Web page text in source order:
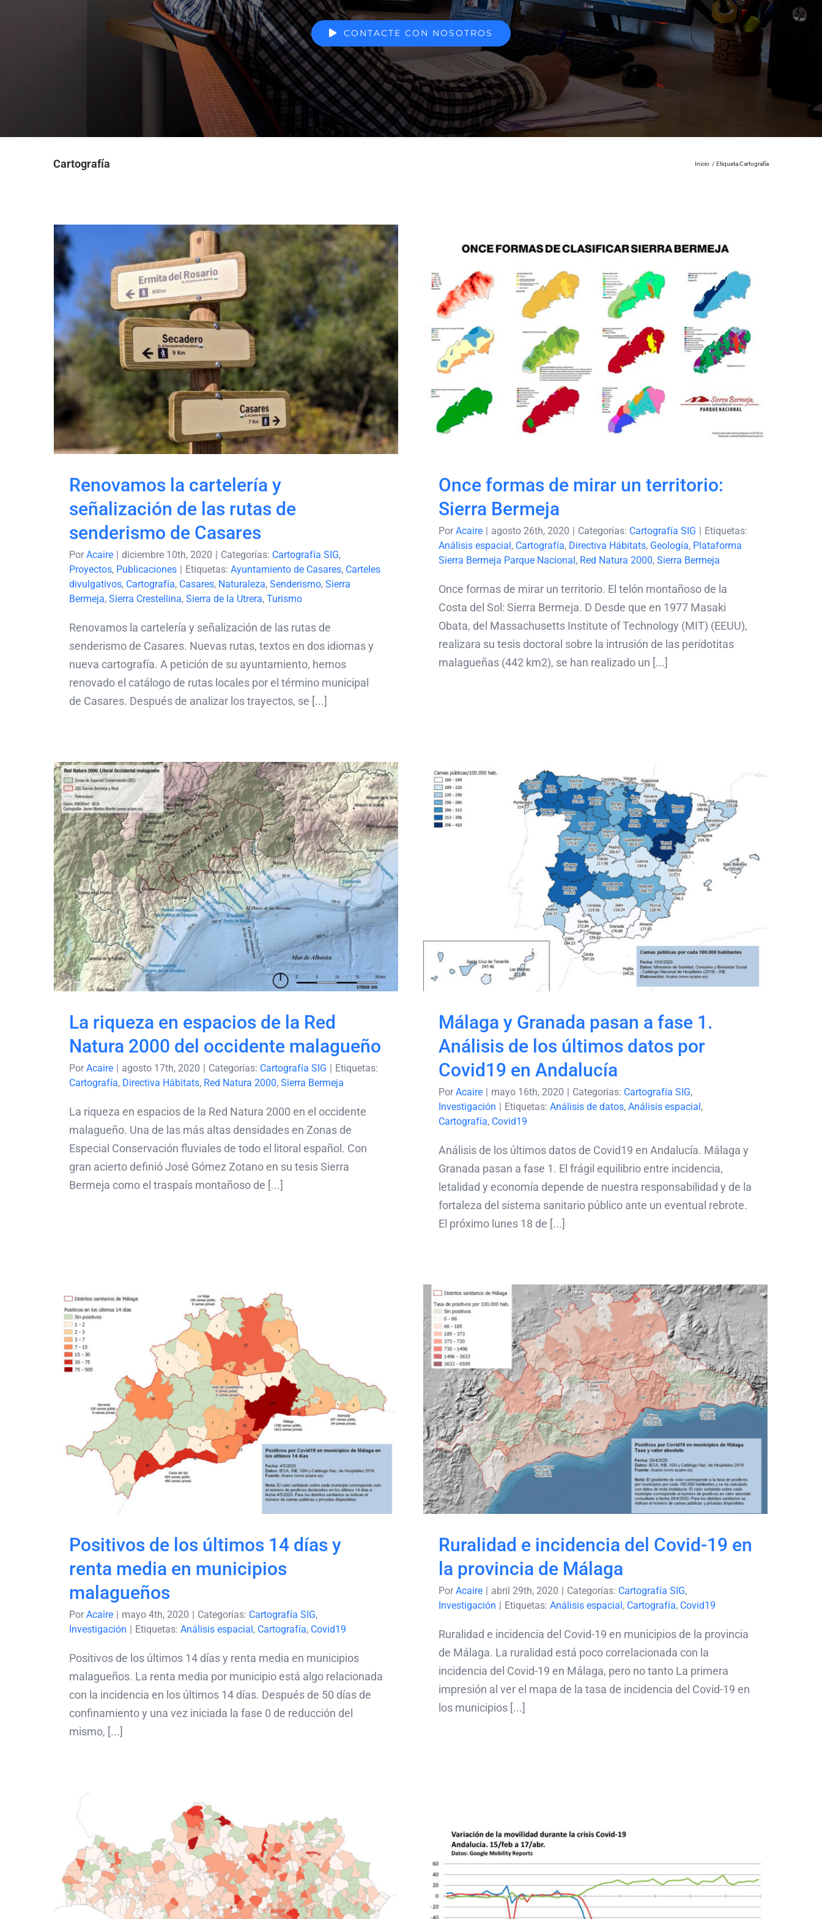
CONTACTE CON NOSOTROS
Cartografía Inicio Etiqueta:Cartografía
Renovamos la cartelería y
señalización de las rutas de
senderismo de Casares
Renovamos la cartelería y
señalización de las rutas de
senderismo de Casares
PorAcaire diciembre 10th, 2020 Categorías: Cartografía SIG,
Proyectos, Publicaciones Etiquetas: Ayuntamiento de Casares, Carteles
divulgativos, Cartografía, Casares, Naturaleza, Senderismo, Sierra
Bermeja, Sierra Crestellina, Sierra de la Utrera, Turismo
Renovamos la cartelería y señalización de las rutas de
senderismo de Casares. Nuevas rutas, textos en dos idiomas y
nueva cartografía. A petición de su ayuntamiento, hemos
renovado el catálogo de rutas locales por el término municipal
de Casares. Después de analizar los trayectos, se [...]
Once formas de mirar un territorio:
Sierra Bermeja
Once formas de mirar un territorio:
Sierra Bermeja
PorAcaire agosto 26th, 2020 Categorías: Cartografía SIG
Etiquetas:
Análisis espacial , Cartografía, Directiva Hábitats, Geología, Plataforma
Sierra Bermeja Parque Nacional , Red Natura 2000, Sierra Bermeja
Once formas de mirar un territorio. El telón montañoso de la
Costa del Sol: Sierra Bermeja. D Desde que en 1977 Masaki
Obata, del Massachusetts Institute of Technology (MIT) (EEUU),
realizara su tesis doctoral sobre la intrusión de las peridotitas
malagueñas (442 km2), se han realizado un [...]
La riqueza en espacios de la Red
Natura 2000 del occidente
malagueño
La riqueza en espacios de la Red
Natura 2000 del occidente malagueño
PorAcaire agosto 17th, 2020 Categorías: Cartografía SIG
Etiquetas:
Cartografía, Directiva Hábitats, Red Natura 2000, Sierra Bermeja
La riqueza en espacios de la Red Natura 2000 en el occidente
malagueño. Una de las más altas densidades en Zonas de
Especial Conservación fluviales de todo el litoral español. Con
gran acierto definió José Gómez Zotano en su tesis Sierra
Bermeja como el traspaís montañoso de [...]
Málaga y Granada pasan a fase 1.
Análisis de los últimos datos por
Covid19 en Andalucía
Málaga y Granada pasan a fase 1.
Análisis de los últimos datos por
Covid19 en Andalucía
PorAcaire mayo 16th, 2020 Categorías: Cartografía SIG,
Investigación
Etiquetas: Análisis de datos, Análisis espacial ,
Cartografía, Covid19
Análisis de los últimos datos de Covid19 en Andalucía. Málaga y
Granada pasan a fase 1. El frágil equilibrio entre incidencia,
letalidad y economía depende de nuestra responsabilidad y de la
fortaleza del sistema sanitario público ante un eventual rebrote.
El próximo lunes 18 de [...]
Positivos de los últimos 14 días y
renta media en municipios
malagueños
Positivos de los últimos 14 días y
renta media en municipios
malagueños
PorAcaire mayo 4th, 2020 Categorías: Cartografía SIG,
Investigación
Etiquetas: Análisis espacial , Cartografía, Covid19
Positivos de los últimos 14 días y renta media en municipios
malagueños. La renta media por municipio está algo relacionada
con la incidencia en los últimos 14 días. Después de 50 días de
confinamiento y una vez iniciada la fase 0 de reducción del
mismo, [...]
Ruralidad e incidencia del Covid-19
en la provincia de Málaga
Ruralidad e incidencia del Covid-19 en
la provincia de Málaga
PorAcaire abril 29th, 2020 Categorías: Cartografía SIG,
Investigación
Etiquetas: Análisis espacial , Cartografía, Covid19
Ruralidad e incidencia del Covid-19 en municipios de la provincia
de Málaga. La ruralidad está poco correlacionada con la
incidencia del Covid-19 en Málaga, pero no tanto La primera
impresión al ver el mapa de la tasa de incidencia del Covid-19 en
los municipios [...]
Mapa de positivos por Covid19 por
Los datos de Google Maps